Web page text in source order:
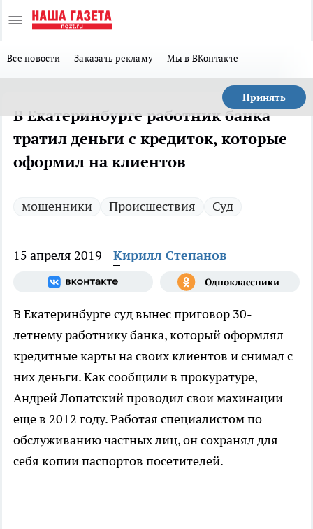
Все новости Заказать рекламу Мы в ВКонтакте
Принять
В Екатеринбурге работник банка
тратил деньги с кредиток, которые
оформил на клиентов
мошенники Происшествия Суд
15 апреля 2019 Кирилл Степанов
В Екатеринбурге суд вынес приговор 30-
летнему работнику банка, который оформлял
кредитные карты на своих клиентов и снимал с
них деньги. Как сообщили в прокуратуре,
Андрей Лопатский проводил свои махинации
еще в 2012 году. Работая специалистом по
обслуживанию частных лиц, он сохранял для
себя копии паспортов посетителей.